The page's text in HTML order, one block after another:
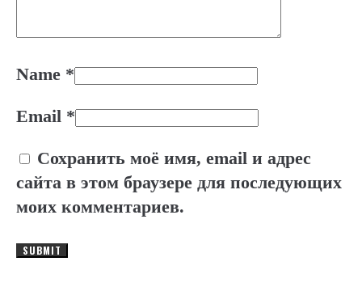
Name *
Email *
Сохранить моё имя, email и адрес
сайта в этом браузере для последующих
моих комментариев.